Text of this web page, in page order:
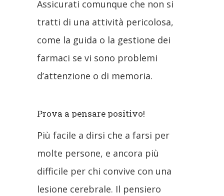
Assicurati comunque che non si
tratti di una attività pericolosa,
come la guida o la gestione dei
farmaci se vi sono problemi
d’attenzione o di memoria.
Prova a pensare positivo!
Più facile a dirsi che a farsi per
molte persone, e ancora più
difficile per chi convive con una
lesione cerebrale. Il pensiero